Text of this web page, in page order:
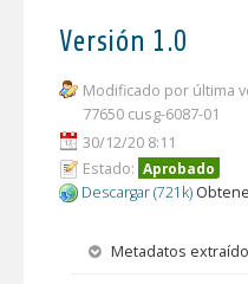
Versión 1.0
Modificado por última
77650 cusg-6087-01
30/12/20 8:11
Estado: Aprobado
Descargar (721k)
Metadatos